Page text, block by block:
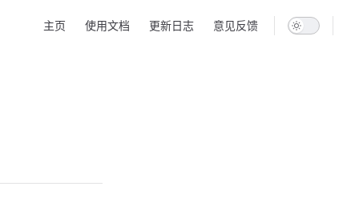
主页 使用文档 更新日志 意见反馈